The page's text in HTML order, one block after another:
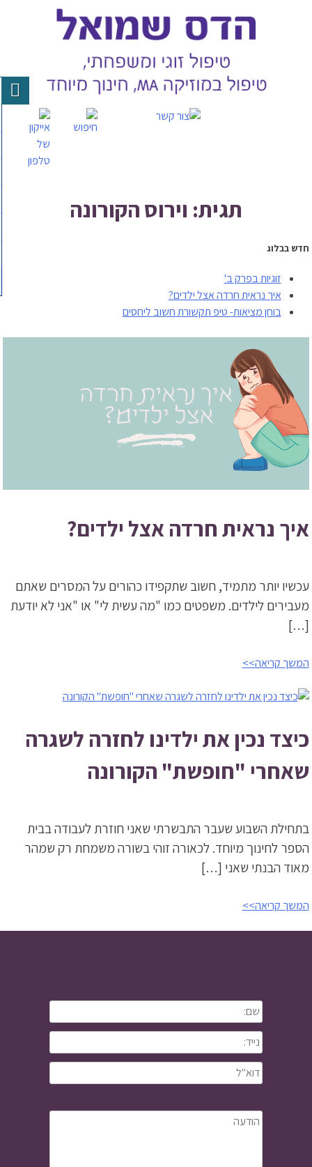
תגית: וירוס הקורונה
חדש בבלוג
זוגיות בפרק ב'
איך נראית חרדה אצל ילדים?
בוחן מציאות- טיפ תקשורת חשוב ליחסים
איך נראית חרדה אצל ילדים?
עכשיו יותר מתמיד, חשוב שתקפידו כהורים על המסרים שאתם
מעבירים לילדים. משפטים כמו "מה עשית לי" או "אני לא יודעת
[…]
המשך קריאה>>
כיצד נכין את ילדינו לחזרה לשגרה
שאחרי "חופשת" הקורונה
בתחילת השבוע שעבר התבשרתי שאני חוזרת לעבודה בבית
הספר לחינוך מיוחד. לכאורה זוהי בשורה משמחת רק שמהר
מאוד הבנתי שאני […]
המשך קריאה>>